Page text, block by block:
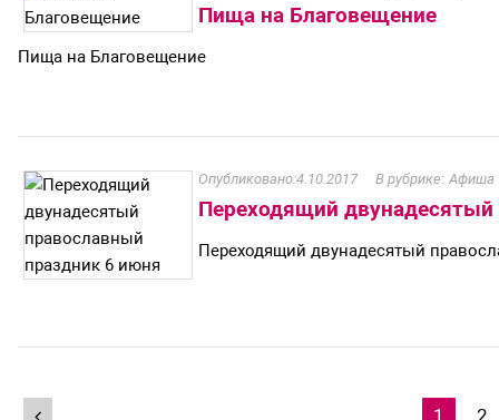
Пища на Благовещение
Пища на Благовещение
4.10.2017 Афиша
Переходящий
Переходящий двунадесятый
1 2